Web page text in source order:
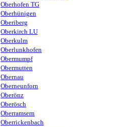
Oberhofen TG
Oberhünigen
Oberiberg
Oberkirch LU
Oberkulm
Oberlunkhofen
Obermumpf
Obermutten
Obernau
Oberneunforn
Oberönz
Oberösch
Oberramsern
Oberrickenbach